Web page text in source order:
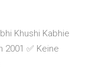
Khushi Kabhie
2001 ✅ Keine